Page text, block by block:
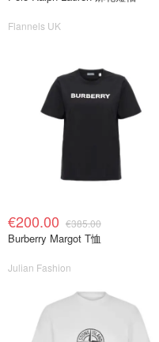
Flannels UK
€200.00 €385.00
Burberry Margot T恤
Julian Fashion